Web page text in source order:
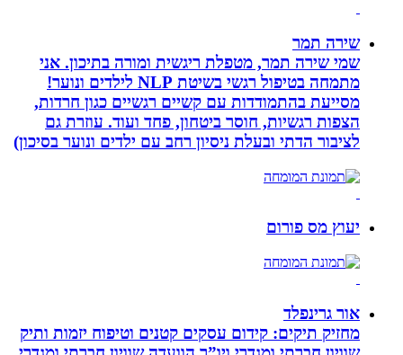
שירה תמר
שמי שירה תמר, מטפלת ריגשית ומורה בתיכון. אני
מתמחה בטיפול רגשי בשיטת NLP לילדים ונוער!
מסייעת בהתמודדות עם קשיים רגשיים כגון חרדות,
הצפות רגשיות, חוסר ביטחון, פחד ועוד. עוזרת גם
לציבור הדתי ובעלת ניסיון רחב עם ילדים ונוער בסיכון)
יעוץ מס פורום
אור גרינפלד
מחזיק תיקים: קידום עסקים קטנים וטיפוח יזמות ותיק